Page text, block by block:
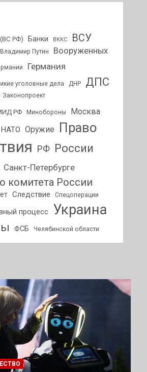
РФ) Банки ВККС ВСУ
Владимир Путин
Вооруженных
Германия
уголовные дела ДНР ДПС
Законопроект
РФ Минобороны Москва
НАТО Оружие Право
РФ России
Санкт-Петербурге
комитета России
Следствие Спецоперации
процесс Украина
ФСБ Челябинской области